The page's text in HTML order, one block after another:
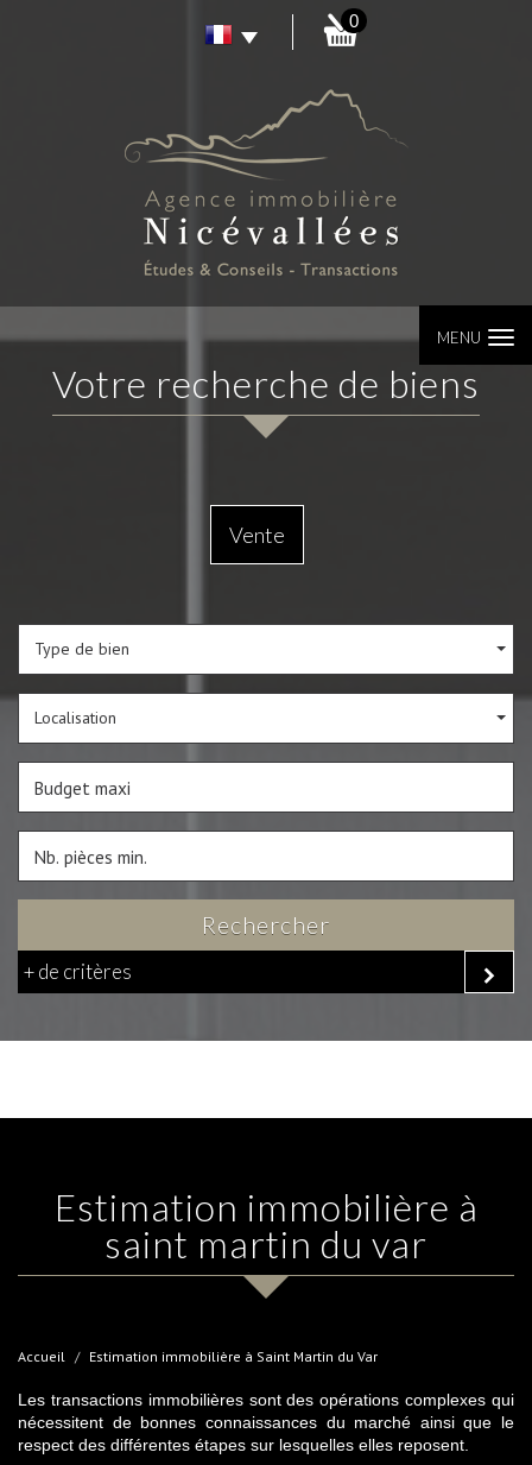
0
MENU
votre recherche de biens
Vente
Type de bien
Localisation
Rechercher
+ de critères
estimation immobilière à
saint martin du var
Accueil Estimation immobilière à Saint Martin du Var
Les transactions immobilières sont des opérations complexes qui
nécessitent de bonnes connaissances du marché ainsi que le
respect des différentes étapes sur lesquelles elles reposent.